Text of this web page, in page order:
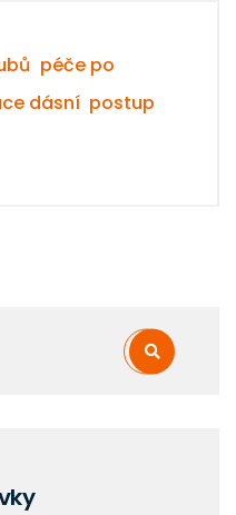
péče po
dásní postup